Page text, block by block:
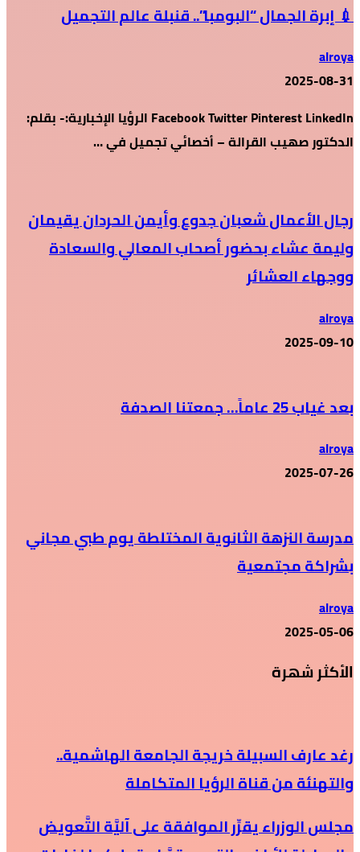
💉 إبرة الجمال “البومبا”.. قنبلة عالم التجميل
alroya
2025-08-31
Facebook Twitter Pinterest LinkedIn الرؤيا الإخبارية:- بقلم:
الدكتور صهيب القرالة – أخصائي تجميل في …
رجال الأعمال شعبان جدوع وأيمن الحردان يقيمان
وليمة عشاء بحضور أصحاب المعالي والسعادة
ووجهاء العشائر
alroya
2025-09-10
بعد غياب 25 عاماً… جمعتنا الصدفة
alroya
2025-07-26
مدرسة النزهة الثانوية المختلطة يوم طبي مجاني
بشراكة مجتمعية
alroya
2025-05-06
الأكثر شهرة
رغد عارف السبيلة خريجة الجامعة الهاشمية..
والتهنئة من قناة الرؤيا المتكاملة
مجلس الوزراء يقرِّر الموافقة على آليَّة التَّعويض